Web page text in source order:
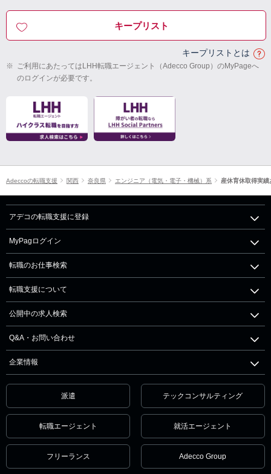
キープリスト
キープリストとは
※ ご利用にあたってはLHH転職エージェント（Adecco Group）のMyPageへ
のログインが必要です。
Adeccoの転職支援 関西 奈良県 エンジニア（電気・電子・機械）系 産休育休取得実績
アデコの転職支援に登録
MyPagログイン
転職のお仕事検索
転職支援について
公開中の求人検索
Q&A・お問い合わせ
企業情報
派遣 テックコンサルティング
転職エージェント 就活エージェント
フリーランス Adecco Group